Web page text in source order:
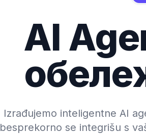
AI
Izrađujemo inteligentne AI
besprekorno se integrišu s